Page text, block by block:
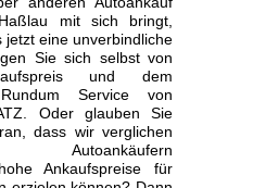
mit sich bringt,
eine unverbindliche
Sie sich selbst von
und dem
Service von
Oder glauben Sie
dass wir verglichen
Ankaufspreise für